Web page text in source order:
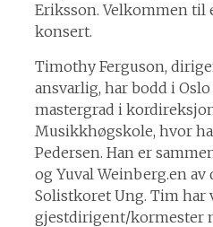
Eriksson. Velkommen
konsert.
Timothy Ferguson,
ansvarlig, har bodd i
mastergrad i
Musikkhøgskole, hvor
Pedersen. Han er
og Yuval Weinberg.en
Solistkoret Ung. Tim
gjestdirigent/kormester